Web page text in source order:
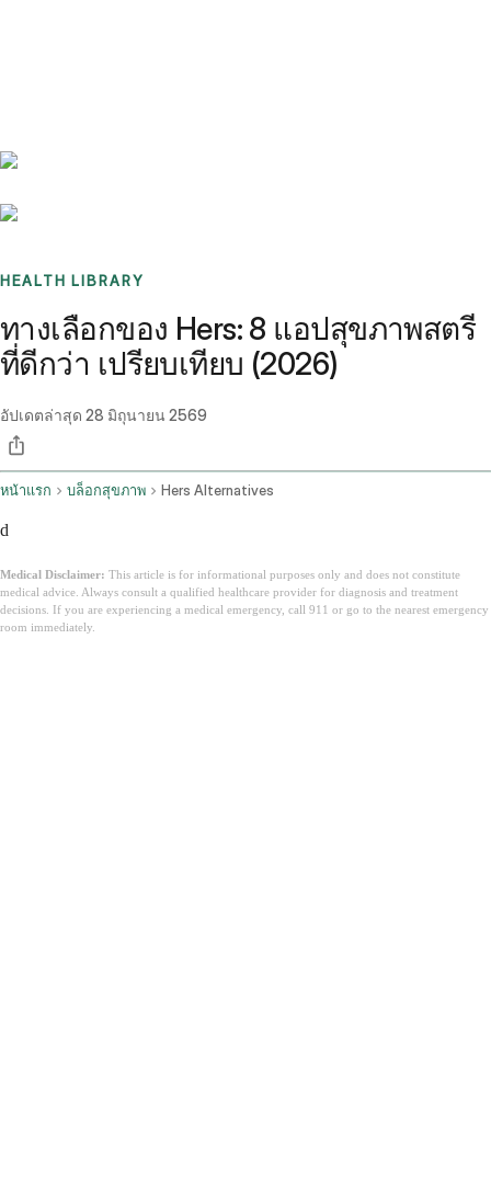
HEALTH LIBRARY
ทางเลือกของ Hers: 8 แอปสุขภาพสตรี
ที่ดีกว่า เปรียบเทียบ (2026)
อัปเดตล่าสุด 28 มิถุนายน 2569
หน้าแรก บล็อกสุขภาพ Hers Alternatives
d
Medical Disclaimer: This article is for informational purposes only and does not constitute
medical advice. Always consult a qualified healthcare provider for diagnosis and treatment
decisions. If you are experiencing a medical emergency, call 911 or go to the nearest emergency
room immediately.